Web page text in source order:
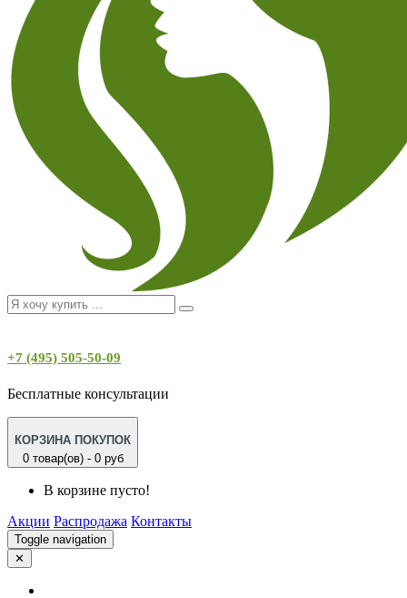
+7 (495) 505-50-09
Бесплатные консультации
КОРЗИНА ПОКУПОК
0 товар(ов) - 0 руб
В корзине пусто!
Акции Распродажа Контакты
Toggle navigation
✕